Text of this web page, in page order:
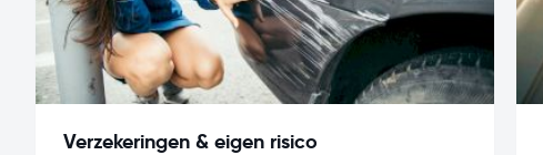
Verzekeringen & eigen risico